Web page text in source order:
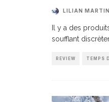
LILIAN
Il y a des
soufflant
REVIEW TEMPS